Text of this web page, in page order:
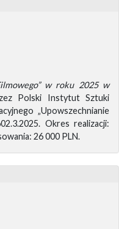
w roku 2025 w
Polski Instytut Sztuki
„Upowszechnianie
Okres realizacji:
26 000 PLN.